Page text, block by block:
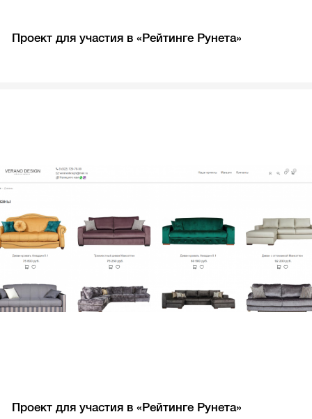
Проект для участия в «Рейтинге Рунета»
Проект для участия в «Рейтинге Рунета»